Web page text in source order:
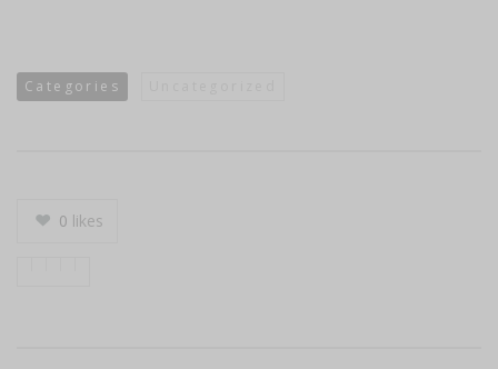
Categories
0 likes